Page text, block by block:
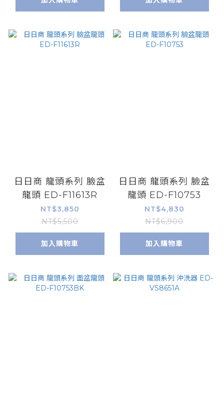
日日商 龍頭系列 臉盆
龍頭 ED-F11613R
NT$3,850
NT$5,500
加入購物車
日日商 龍頭系列 臉盆
龍頭 ED-F10753
NT$4,830
NT$6,900
加入購物車